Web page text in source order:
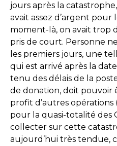
jours après la
avait assez d’argent pour
moment-là, on avait trop
pris de court. Personne
les premiers jours, une
qui est arrivé après la
tenu des délais de la
de donation, doit pouvoir
profit d’autres opérations
pour la quasi-totalité des
collecter sur cette
aujourd’hui très tendue,